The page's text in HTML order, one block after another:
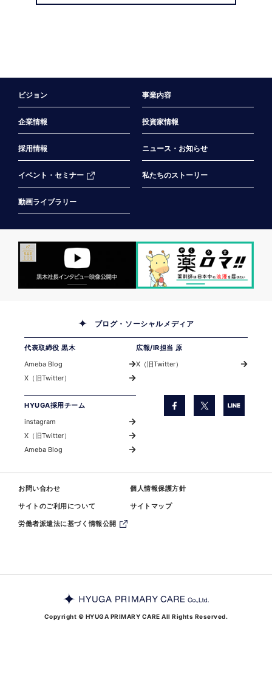
ビジョン 事業内容
企業情報 投資家情報
採用情報 ニュース・お知らせ
イベント・セミナー 私たちのストーリー
動画ライブラリー
ブログ・ソーシャルメディア
代表取締役 黒木
Ameba Blog
X（旧Twitter）
広報/IR担当 原
X（旧Twitter）
HYUGA採用チーム
instagram
X（旧Twitter）
Ameba Blog
お問い合わせ 個人情報保護方針
サイトのご利用について サイトマップ
労働者派遣法に基づく情報公開
Copyright © HYUGA PRIMARY CARE All Rights Reserved.